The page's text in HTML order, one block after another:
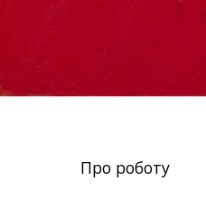
Про роботу